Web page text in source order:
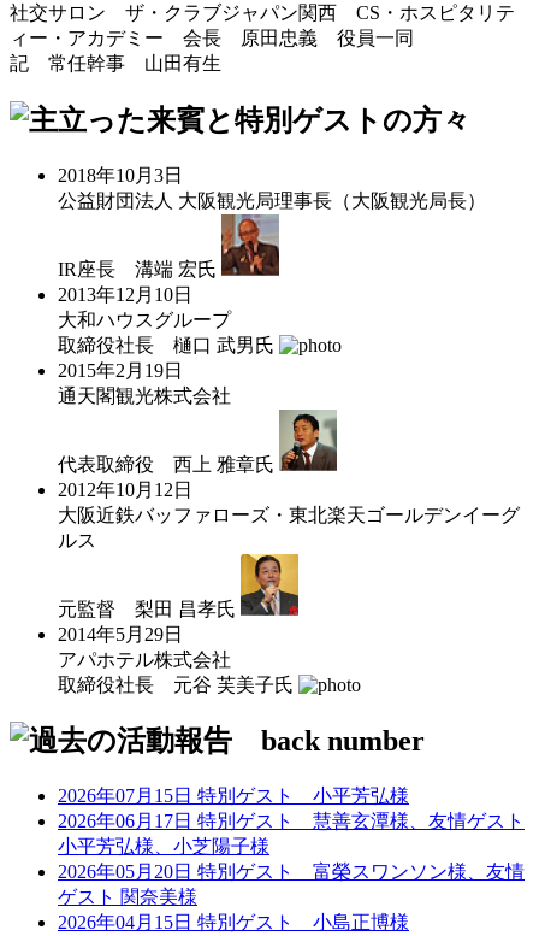
社交サロン ザ・クラブジャパン関西 CS・ホスピタリテ
ィー・アカデミー 会長 原田忠義 役員一同
記 常任幹事 山田有生
2018年10月3日
公益財団法人 大阪観光局理事長（大阪観光局長）
IR座長 溝端 宏氏
2013年12月10日
大和ハウスグループ
取締役社長 樋口 武男氏
2015年2月19日
通天閣観光株式会社
代表取締役 西上 雅章氏
2012年10月12日
大阪近鉄バッファローズ・東北楽天ゴールデンイーグ
ルス
元監督 梨田 昌孝氏
2014年5月29日
アパホテル株式会社
取締役社長 元谷 芙美子氏
2026年07月15日 特別ゲスト 小平芳弘様
2026年06月17日 特別ゲスト 慧善玄潭様、友情ゲスト
小平芳弘様、小芝陽子様
2026年05月20日 特別ゲスト 富榮スワンソン様、友情
ゲスト 関奈美様
2026年04月15日 特別ゲスト 小島正博様